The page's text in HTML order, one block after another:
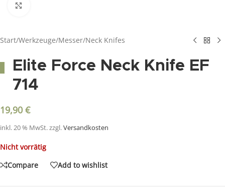
Start/Werkzeuge/Messer/Neck Knifes
Elite Force Neck Knife EF
714
19,90 €
inkl. 20 % MwSt.zzgl.Versandkosten
Nicht vorrätig
Compare
Add to wishlist